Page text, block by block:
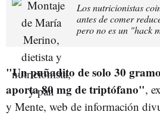
Los nutricionistas
antes de comer
pero no es un "hack
"Un puñadito de solo 30
aporta 80 mg de triptófano",
y Mente, web de información